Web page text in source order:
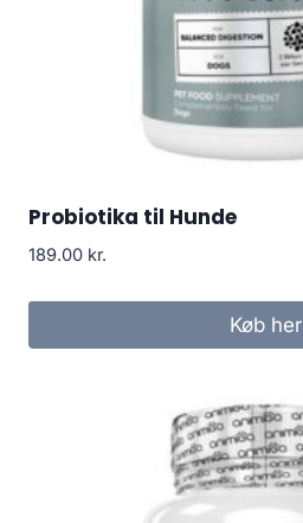
Probiotika til Hunde
189.00 kr.
Køb her